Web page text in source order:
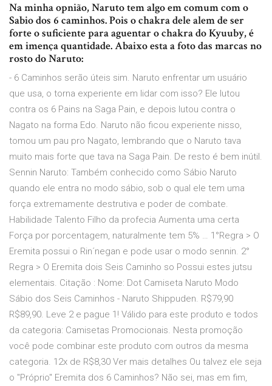
Na minha opnião, Naruto tem algo em comum com o
Sabio dos 6 caminhos. Pois o chakra dele alem de ser
forte o suficiente para aguentar o chakra do Kyuuby, é
em imença quantidade. Abaixo esta a foto das marcas no
rosto do Naruto:
- 6 Caminhos serão úteis sim. Naruto enfrentar um usuário
que usa, o torna experiente em lidar com isso? Ele lutou
contra os 6 Pains na Saga Pain, e depois lutou contra o
Nagato na forma Edo. Naruto não ficou experiente nisso,
tomou um pau pro Nagato, lembrando que o Naruto tava
muito mais forte que tava na Saga Pain. De resto é bem inútil.
Sennin Naruto: Também conhecido como Sábio Naruto
quando ele entra no modo sábio, sob o qual ele tem uma
força extremamente destrutiva e poder de combate.
Habilidade Talento Filho da profecia Aumenta uma certa
Força por porcentagem, naturalmente tem 5% … 1°Regra > O
Eremita possui o Rin´negan e pode usar o modo sennin. 2°
Regra > O Eremita dois Seis Caminho so Possui estes jutsu
elementais. Citação : Nome: Dot Camiseta Naruto Modo
Sábio dos Seis Caminhos - Naruto Shippuden. R$79,90
R$89,90. Leve 2 e pague 1! Válido para este produto e todos
da categoria: Camisetas Promocionais. Nesta promoção
você pode combinar este produto com outros da mesma
categoria. 12x de R$8,30 Ver mais detalhes Ou talvez ele seja
o "Próprio" Eremita dos 6 Caminhos? Não sei, mas em fim,